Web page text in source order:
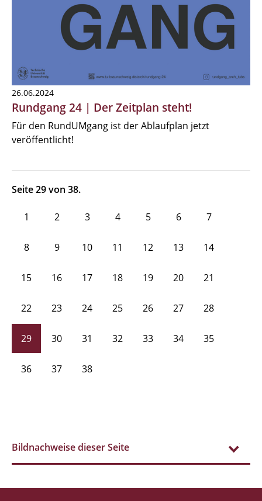
26.06.2024
Rundgang 24 | Der Zeitplan steht!
Für den RundUMgang ist der Ablaufplan jetzt
veröffentlicht!
Seite 29 von 38.
1 2 3 4 5 6 7
8 9 10 11 12 13 14
15 16 17 18 19 20 21
22 23 24 25 26 27 28
29 30 31 32 33 34 35
36 37 38
Bildnachweise dieser Seite